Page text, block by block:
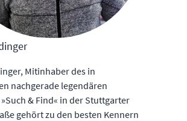
Mitinhaber des in
nachgerade legendären
& Find« in der Stuttgarter
gehört zu den besten Kennern